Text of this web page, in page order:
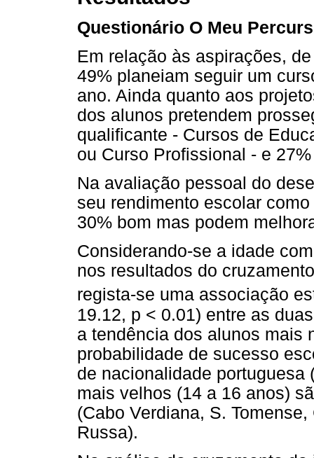
Questionário O Meu
Em relação às aspirações,
49% planeiam seguir um
ano. Ainda quanto aos
dos alunos pretendem
qualificante - Cursos de
ou Curso Profissional - e
Na avaliação pessoal do
seu rendimento escolar
30% bom mas podem
Considerando-se a idade
nos resultados do
regista-se uma associação
19.12, p < 0.01) entre as
a tendência dos alunos mais
probabilidade de sucesso
de nacionalidade portuguesa
mais velhos (14 a 16 anos)
(Cabo Verdiana, S.
Russa).